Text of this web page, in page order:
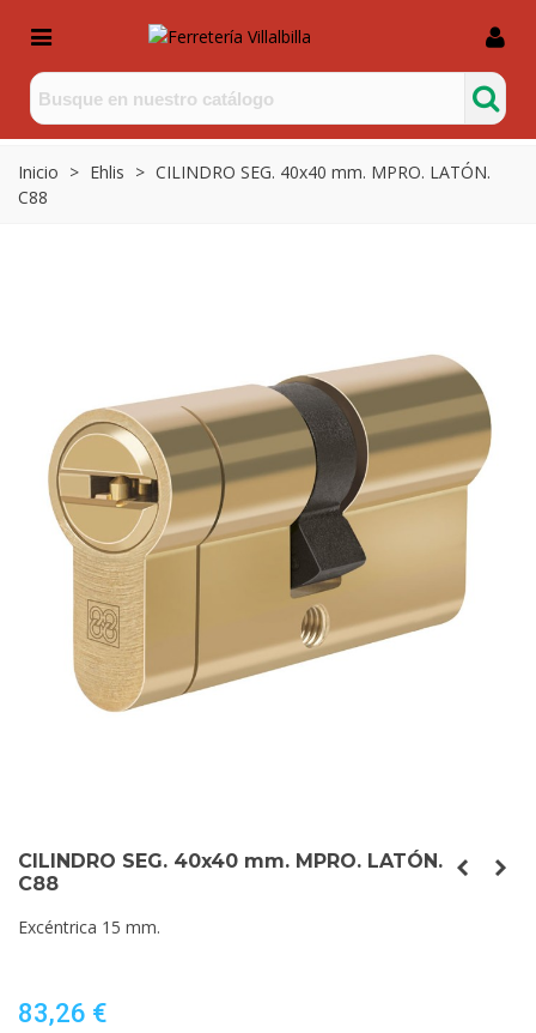
Inicio > Ehlis > CILINDRO SEG. 40x40 mm. MPRO. LATÓN.
C88
CILINDRO SEG. 40x40 mm. MPRO. LATÓN.
C88
Excéntrica 15 mm.
83,26 €